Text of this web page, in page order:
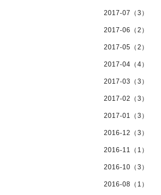
2017-07（3）
2017-06（2）
2017-05（2）
2017-04（4）
2017-03（3）
2017-02（3）
2017-01（3）
2016-12（3）
2016-11（1）
2016-10（3）
2016-08（1）